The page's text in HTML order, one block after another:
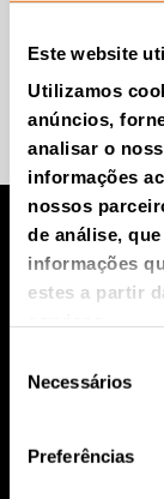
Este website
Utilizamos
anúncios,
analisar o
informações
nossos
de análise,
informações
estes a partir
deNecessários
Preferências
Produtos
Compactador
Triturador TANA
TanaConnect®